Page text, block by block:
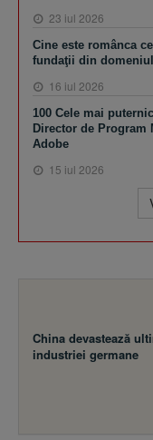
23 iul 2026
Cine este românca
fundaţii din
16 iul 2026
100 Cele mai
Director de Program
Adobe
15 iul 2026
China devastează
industriei germane